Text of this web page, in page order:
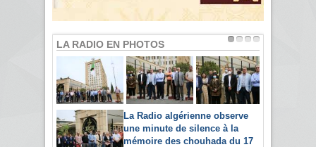
LA RADIO EN PHOTOS
La Radio algérienne observe
une minute de silence à la
mémoire des chouhada du 17